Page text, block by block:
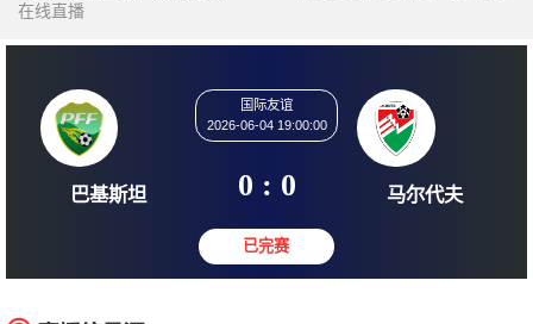
在线直播
国际友谊
2026-06-04 19:00:00
0 : 0